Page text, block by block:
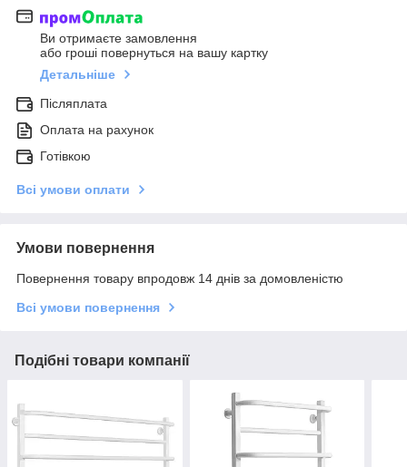
Ви отримаєте замовлення
або гроші повернуться на вашу картку
Детальніше
Післяплата
Оплата на рахунок
Готівкою
Всі умови оплати
Умови повернення
Повернення товару впродовж 14 днів за домовленістю
Всі умови повернення
Подібні товари компанії